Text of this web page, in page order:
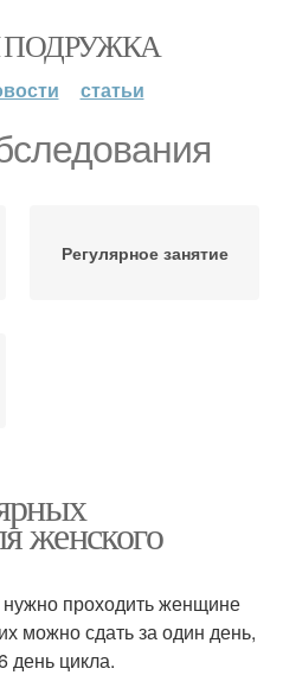
статьи
Регулярное занятие
женского
проходить женщине
можно сдать за один день,
день цикла.